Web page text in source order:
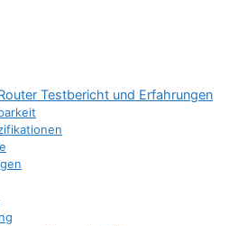
Testbericht und Erfahrungen